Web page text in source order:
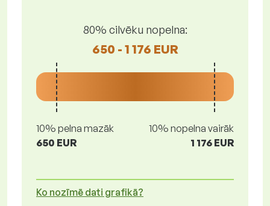
80% cilvēku nopelna:
650 - 1 176 EUR
10% pelna mazāk
650 EUR
10% nopelna vairāk
1 176 EUR
Ko nozīmē dati grafikā?